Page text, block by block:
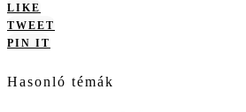
LIKE
TWEET
PIN IT
Hasonló témák